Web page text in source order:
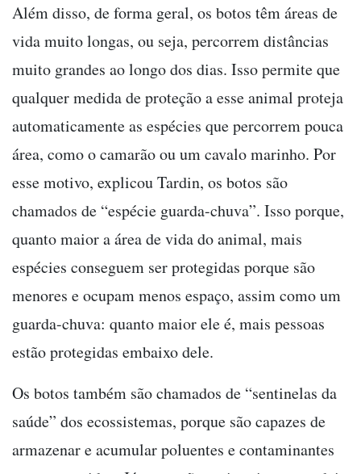
Além disso, de forma geral, os botos têm áreas de
vida muito longas, ou seja, percorrem distâncias
muito grandes ao longo dos dias. Isso permite que
qualquer medida de proteção a esse animal proteja
automaticamente as espécies que percorrem pouca
área, como o camarão ou um cavalo marinho. Por
esse motivo, explicou Tardin, os botos são
chamados de “espécie guarda-chuva”. Isso porque,
quanto maior a área de vida do animal, mais
espécies conseguem ser protegidas porque são
menores e ocupam menos espaço, assim como um
guarda-chuva: quanto maior ele é, mais pessoas
estão protegidas embaixo dele.
Os botos também são chamados de “sentinelas da
saúde” dos ecossistemas, porque são capazes de
armazenar e acumular poluentes e contaminantes